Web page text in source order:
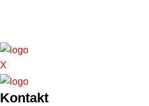
X
Kontakt